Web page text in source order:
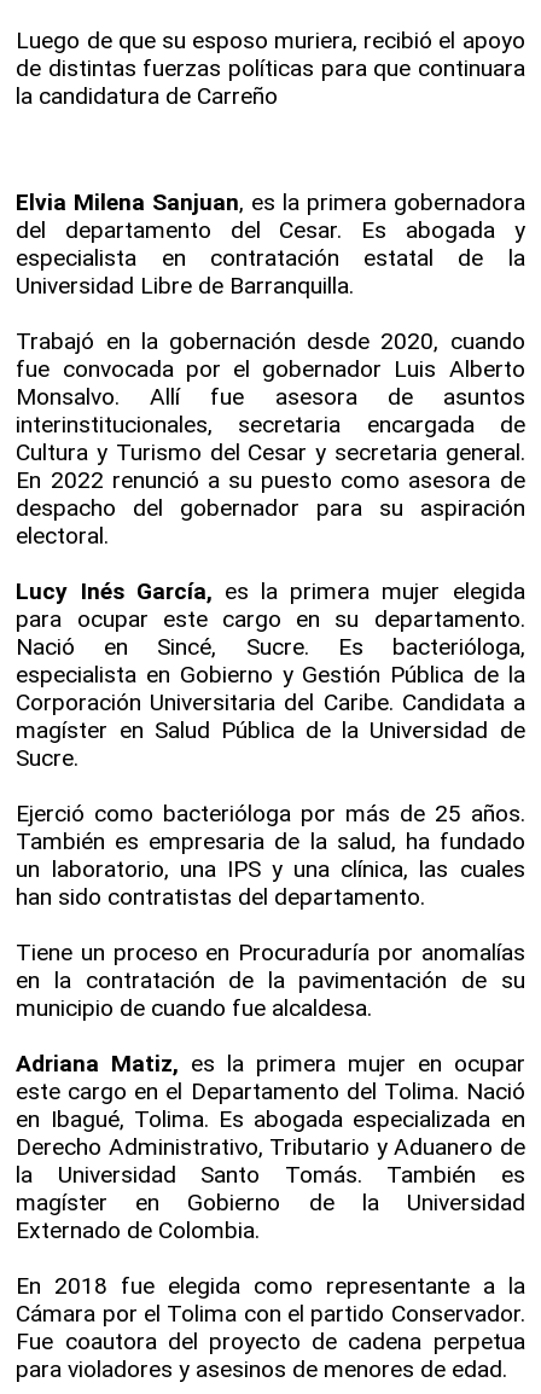
Luego de que su esposo muriera, recibió el apoyo
de distintas fuerzas políticas para que continuara
la candidatura de Carreño
Elvia Milena Sanjuan, es la primera gobernadora
del departamento del Cesar. Es abogada y
especialista en contratación estatal de la
Universidad Libre de Barranquilla.
Trabajó en la gobernación desde 2020, cuando
fue convocada por el gobernador Luis Alberto
Monsalvo. Allí fue asesora de asuntos
interinstitucionales, secretaria encargada de
Cultura y Turismo del Cesar y secretaria general.
En 2022 renunció a su puesto como asesora de
despacho del gobernador para su aspiración
electoral.
Lucy Inés García, es la primera mujer elegida
para ocupar este cargo en su departamento.
Nació en Sincé, Sucre. Es bacterióloga,
especialista en Gobierno y Gestión Pública de la
Corporación Universitaria del Caribe. Candidata a
magíster en Salud Pública de la Universidad de
Sucre.
Ejerció como bacterióloga por más de 25 años.
También es empresaria de la salud, ha fundado
un laboratorio, una IPS y una clínica, las cuales
han sido contratistas del departamento.
Tiene un proceso en Procuraduría por anomalías
en la contratación de la pavimentación de su
municipio de cuando fue alcaldesa.
Adriana Matiz, es la primera mujer en ocupar
este cargo en el Departamento del Tolima. Nació
en Ibagué, Tolima. Es abogada especializada en
Derecho Administrativo, Tributario y Aduanero de
la Universidad Santo Tomás. También es
magíster en Gobierno de la Universidad
Externado de Colombia.
En 2018 fue elegida como representante a la
Cámara por el Tolima con el partido Conservador.
Fue coautora del proyecto de cadena perpetua
para violadores y asesinos de menores de edad.